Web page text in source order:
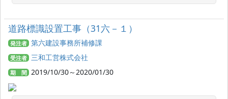
道路標識設置工事（31六－１）
発注者 第六建設事務所補修課
受注者 三和工営株式会社
期 間 2019/10/30～2020/01/30